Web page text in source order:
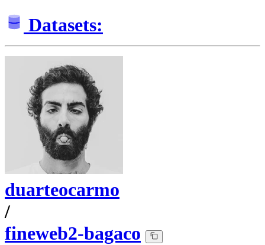
Datasets:
duarteocarmo
/
fineweb2-bagaco